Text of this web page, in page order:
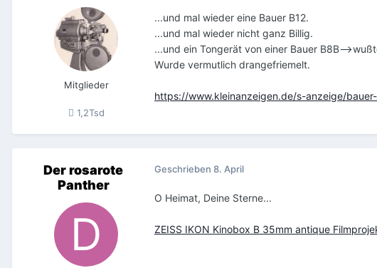
Mitglieder
1,2Tsd
...und mal wieder eine Bauer B12.
...und mal wieder nicht ganz Billig.
...und ein Tongerät von einer Bauer B8B--
Wurde vermutlich drangefriemelt.
https://www.kleinanzeigen.de/s-anzeige/
Der rosarote
Panther
Geschrieben 8. April
O Heimat, Deine Sterne...
ZEISS IKON Kinobox B 35mm antique